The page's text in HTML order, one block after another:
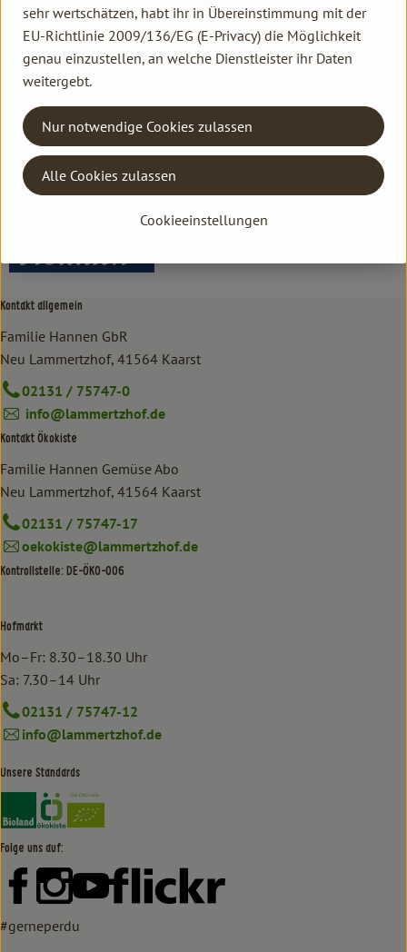
Herkunft
Hersteller: bioladen
Italien
bioladen
Kontakt allgemein
Familie Hannen GbR
Neu Lammertzhof, 41564 Kaarst
02131 / 75747-0
info@lammertzhof.de
Kontakt Ökokiste
Familie Hannen Gemüse Abo
Neu Lammertzhof, 41564 Kaarst
02131 / 75747-17
oekokiste@lammertzhof.de
Kontrollstelle: DE-ÖKO-006
Hofmarkt
Mo–Fr: 8.30–18.30 Uhr
Sa: 7.30–14 Uhr
02131 / 75747-12
info@lammertzhof.de
Unsere Standards
Externer Link zu https://www.bioland.de/verbraucher
Externer Link zu https://www.oekokiste.de/
Folge uns auf:
Externer Link zu https://www.facebook.com/lammertzhof/
Externer Link zu https://www.instagram.com/
Externer Link zu https://www.youtube.com/
Externer Link zu https://
#gerneperdu
sehr wertschätzen, habt ihr in Übereinstimmung mit der
EU-Richtlinie 2009/136/EG (E-Privacy) die Möglichkeit
genau einzustellen, an welche Dienstleister ihr Daten
weitergebt.
Cookieeinstellungen
Nur notwendige Cookies zulassen
Alle Cookies zulassen